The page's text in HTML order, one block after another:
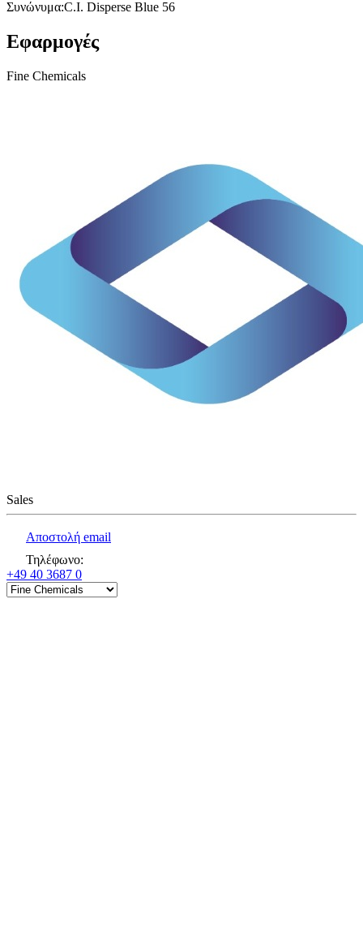
Συνώνυμα:C.I. Disperse Blue 56
Εφαρμογές
Fine Chemicals
Sales
Αποστολή email
Τηλέφωνο:
+49 40 3687 0